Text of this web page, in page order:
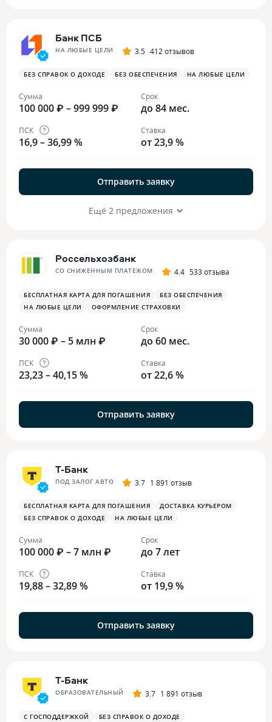
Банк ПСБ
НА ЛЮБЫЕ ЦЕЛИ 3.5 412 отзывов
БЕЗ СПРАВОК О ДОХОДЕ БЕЗ ОБЕСПЕЧЕНИЯ НА ЛЮБЫЕ ЦЕЛИ
Сумма
100 000 ₽ – 999 999 ₽
Срок
до 84 мес.
ПСК
16,9 – 36,99 %
Ставка
от 23,9 %
Отправить заявку
Ещё 2 предложения
Россельхозбанк
СО СНИЖЕННЫМ ПЛАТЕЖОМ 4.4 533 отзыва
БЕСПЛАТНАЯ КАРТА ДЛЯ ПОГАШЕНИЯ
БЕЗ ОБЕСПЕЧЕНИЯ
НА ЛЮБЫЕ ЦЕЛИ
ОФОРМЛЕНИЕ СТРАХОВКИ
Сумма
30 000 ₽ – 5 млн ₽
Срок
до 60 мес.
ПСК
23,23 – 40,15 %
Ставка
от 22,6 %
Отправить заявку
Т-Банк
ПОД ЗАЛОГ АВТО 3.7 1 891 отзыв
БЕСПЛАТНАЯ КАРТА ДЛЯ ПОГАШЕНИЯ
ДОСТАВКА КУРЬЕРОМ
БЕЗ СПРАВОК О ДОХОДЕ
НА ЛЮБЫЕ ЦЕЛИ
Сумма
100 000 ₽ – 7 млн ₽
Срок
до 7 лет
ПСК
19,88 – 32,89 %
Ставка
от 19,9 %
Отправить заявку
Т-Банк
ОБРАЗОВАТЕЛЬНЫЙ 3.7 1 891 отзыв
С ГОСПОДДЕРЖКОЙ
БЕЗ СПРАВОК О ДОХОДЕ